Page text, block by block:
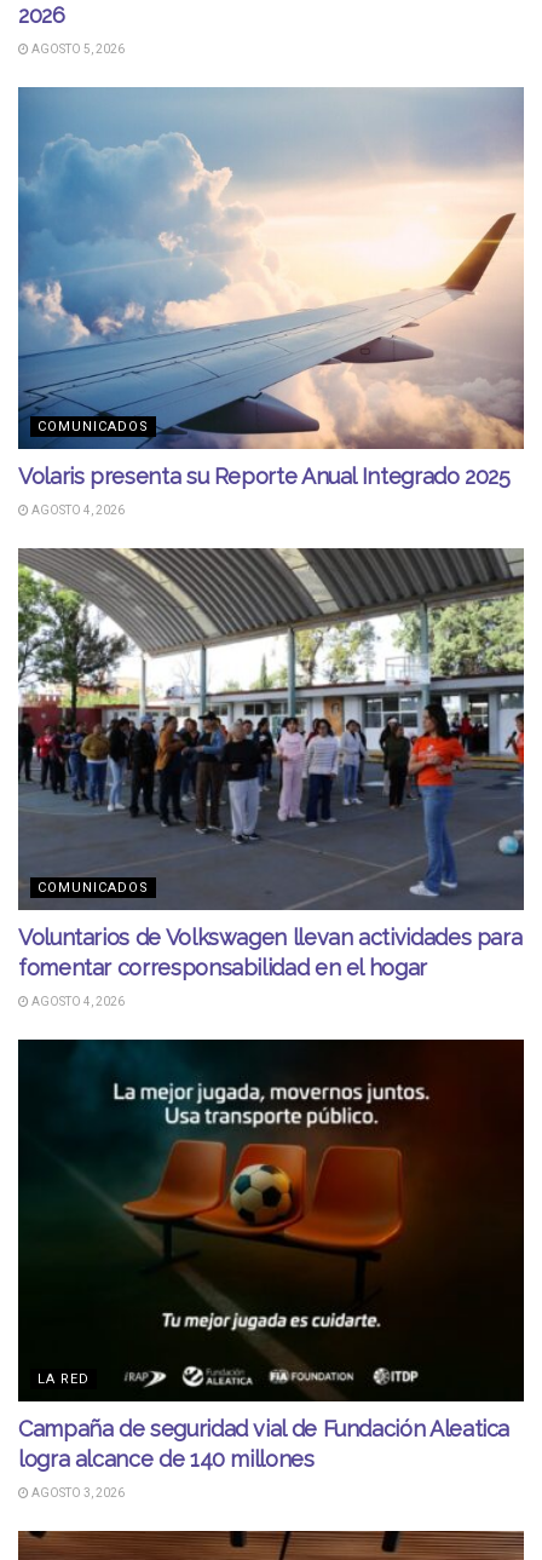
2026
AGOSTO 5, 2026
COMUNICADOS
Volaris presenta su Reporte Anual Integrado 2025
AGOSTO 4, 2026
COMUNICADOS
Voluntarios de Volkswagen llevan actividades para
fomentar corresponsabilidad en el hogar
AGOSTO 4, 2026
LA RED
Campaña de seguridad vial de Fundación Aleatica
logra alcance de 140 millones
AGOSTO 3, 2026